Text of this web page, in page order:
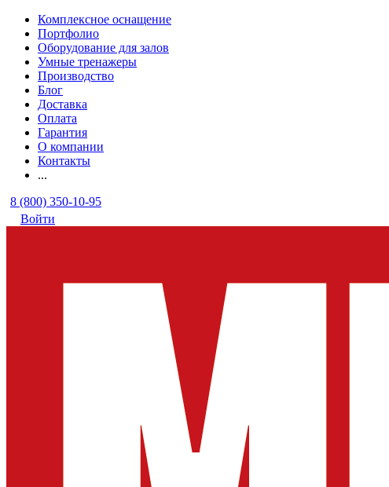
Комплексное оснащение
Портфолио
Оборудование для залов
Умные тренажеры
Производство
Блог
Доставка
Оплата
Гарантия
О компании
Контакты
...
8 (800) 350-10-95
Войти